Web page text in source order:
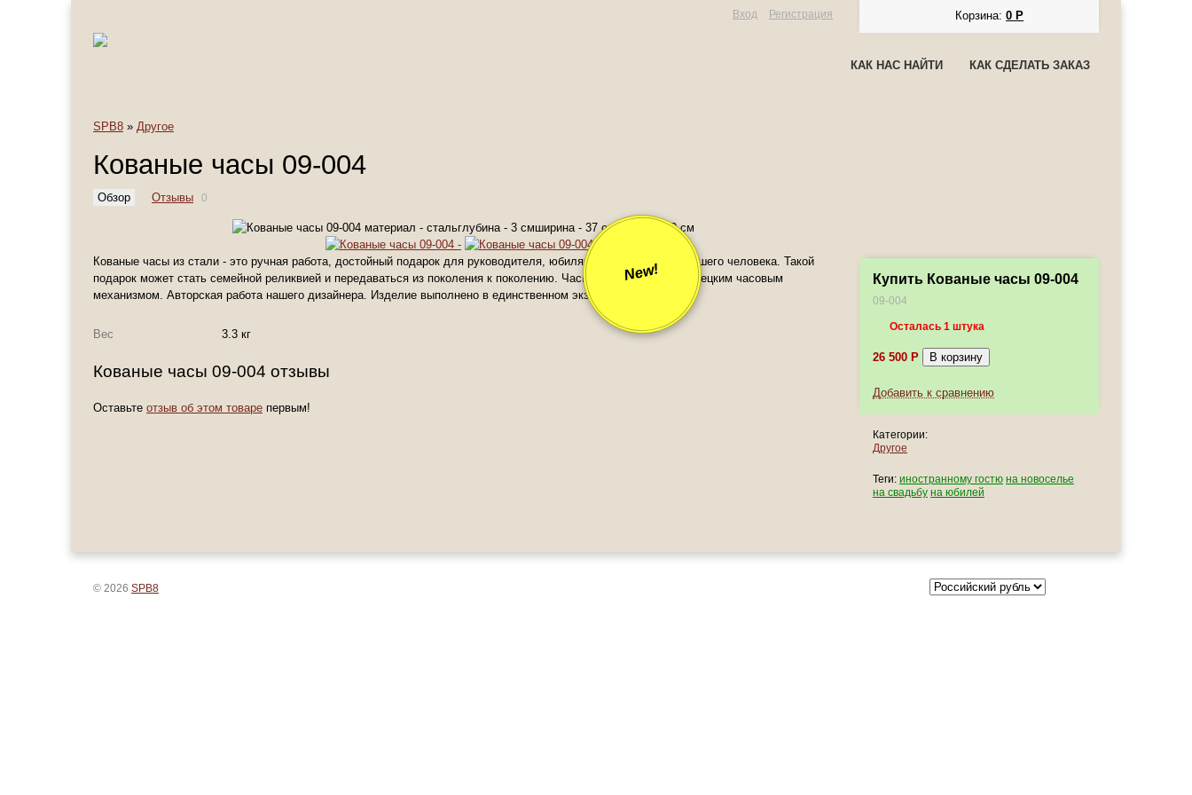
Корзина:0 Р
Вход Регистрация
КАК НАС НАЙТИ КАК СДЕЛАТЬ ЗАКАЗ
SPB8 » Другое
Кованые часы 09-004
Обзор Отзывы 0
Купить Кованые часы 09-004
09-004
Осталась 1 штука
26 500 Р
Добавить к сравнению
Категории:
Другое
Теги: иностранному гостю на новоселье
на свадьбу на юбилей
New!
Кованые часы из стали - это ручная работа, достойный подарок для руководителя, юбиляра и просто для хорошего человека. Такой
подарок может стать семейной реликвией и передаваться из поколения к поколению. Часы укомплетованы немецким часовым
механизмом. Авторская работа нашего дизайнера. Изделие выполнено в единственном экземпляре.
Вес 3.3 кг
Кованые часы 09-004 отзывы
Оставьте отзыв об этом товаре первым!
© 2026 SPB8